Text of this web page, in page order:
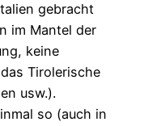
gebracht
im Mantel der
keine
Tirolerische
usw.).
so (auch in